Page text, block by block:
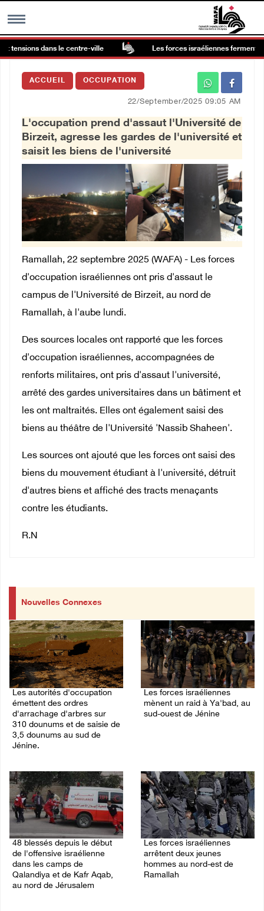
MENU
Galerie d’images
Centre palestinien
العربية
English
dans le centre-ville Les forces israéliennes ferment
ACCUEIL OCCUPATION
22/September/2025 09:05 AM
L'occupation prend d'assaut l'Université de
Birzeit, agresse les gardes de l'université et
saisit les biens de l'université
Ramallah, 22 septembre 2025 (WAFA) - Les forces
d'occupation israéliennes ont pris d'assaut le
campus de l'Université de Birzeit, au nord de
Ramallah, à l'aube lundi.
Des sources locales ont rapporté que les forces
d'occupation israéliennes, accompagnées de
renforts militaires, ont pris d'assaut l'université,
arrêté des gardes universitaires dans un bâtiment et
les ont maltraités. Elles ont également saisi des
biens au théâtre de l'Université 'Nassib Shaheen'.
Les sources ont ajouté que les forces ont saisi des
biens du mouvement étudiant à l'université, détruit
d'autres biens et affiché des tracts menaçants
contre les étudiants.
R.N
Nouvelles Connexes
Les autorités d'occupation
émettent des ordres
d'arrachage d'arbres sur
310 dounums et de saisie de
3,5 dounums au sud de
Jénine.
Les forces israéliennes
mènent un raid à Ya'bad, au
sud-ouest de Jénine
48 blessés depuis le début
de l'offensive israélienne
dans les camps de
Qalandiya et de Kafr Aqab,
au nord de Jérusalem
Les forces israéliennes
arrêtent deux jeunes
hommes au nord-est de
Ramallah